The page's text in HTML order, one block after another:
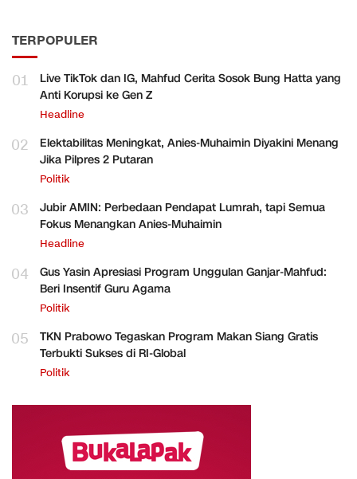
TERPOPULER
01
Live TikTok dan IG, Mahfud Cerita Sosok Bung Hatta yang
Anti Korupsi ke Gen Z
Headline
02
Elektabilitas Meningkat, Anies-Muhaimin Diyakini Menang
Jika Pilpres 2 Putaran
Politik
03
Jubir AMIN: Perbedaan Pendapat Lumrah, tapi Semua
Fokus Menangkan Anies-Muhaimin
Headline
04
Gus Yasin Apresiasi Program Unggulan Ganjar-Mahfud:
Beri Insentif Guru Agama
Politik
05
TKN Prabowo Tegaskan Program Makan Siang Gratis
Terbukti Sukses di RI-Global
Politik